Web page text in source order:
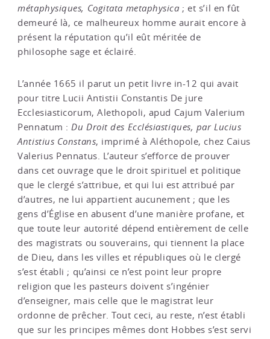
métaphysiques, Cogitata metaphysica ; et s’il en fût
demeuré là, ce malheureux homme aurait encore à
présent la réputation qu’il eût méritée de
philosophe sage et éclairé.
L’année 1665 il parut un petit livre in-12 qui avait
pour titre Lucii Antistii Constantis De jure
Ecclesiasticorum, Alethopoli, apud Cajum Valerium
Pennatum :Du Droit des Ecclésiastiques, par Lucius
Antistius Constans, imprimé à Aléthopole, chez Caius
Valerius Pennatus. L’auteur s’efforce de prouver
dans cet ouvrage que le droit spirituel et politique
que le clergé s’attribue, et qui lui est attribué par
d’autres, ne lui appartient aucunement ; que les
gens d’Église en abusent d’une manière profane, et
que toute leur autorité dépend entièrement de celle
des magistrats ou souverains, qui tiennent la place
de Dieu, dans les villes et républiques où le clergé
s’est établi ; qu’ainsi ce n’est point leur propre
religion que les pasteurs doivent s’ingénier
d’enseigner, mais celle que le magistrat leur
ordonne de prêcher. Tout ceci, au reste, n’est établi
que sur les principes mêmes dont Hobbes s’est servi